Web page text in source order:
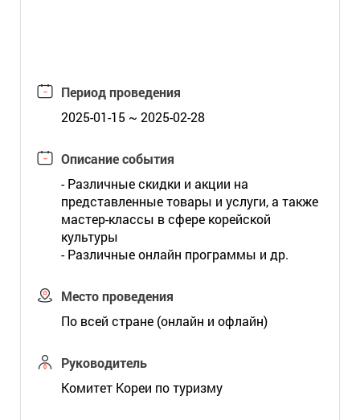
Период проведения
2025-01-15 ~ 2025-02-28
Описание события
- Различные скидки и акции на
представленные товары и услуги, а также
мастер-классы в сфере корейской
культуры
- Различные онлайн программы и др.
Место проведения
По всей стране (онлайн и офлайн)
Руководитель
Комитет Кореи по туризму